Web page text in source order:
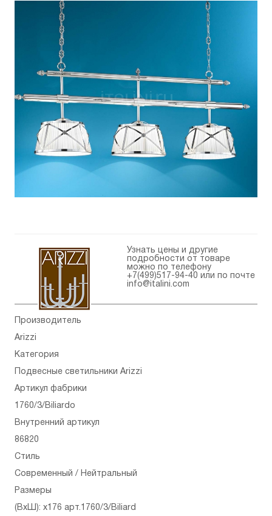
Узнать цены и другие
подробности от товаре
можно по телефону
+7(499)517-94-40 или по почте
info@italini.com
Производитель
Arizzi
Категория
Подвесные светильники Arizzi
Артикул фабрики
1760/3/Biliardo
Внутренний артикул
86820
Стиль
Современный / Нейтральный
Размеры
(ВхШ): x176 арт.1760/3/Biliard